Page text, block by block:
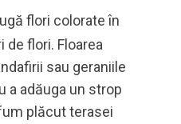
flori colorate în
de flori. Floarea
sau geraniile
a adăuga un strop
plăcut terasei